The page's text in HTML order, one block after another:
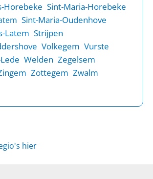
Horebeke Sint-Maria-Horebeke
Sint-Maria-Oudenhove
Latem Strijpen
Volkegem Vurste
Welden Zegelsem
Zottegem Zwalm
hier